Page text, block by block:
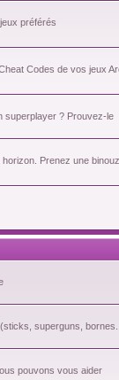
préférés
Codes de vos jeux
superplayer ? Prouvez-le
Prenez une
superguns,
pouvons vous aider